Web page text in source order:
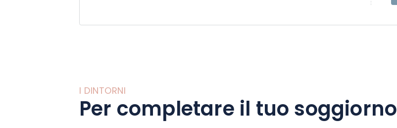
I DINTORNI
Per completare il tuo soggiorno